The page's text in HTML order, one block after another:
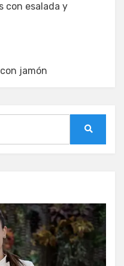
con esalada y
jamón